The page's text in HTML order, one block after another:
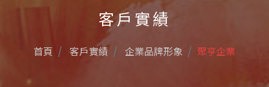
客戶實績
首頁 客戶實績 企業品牌形象 聚亨企業